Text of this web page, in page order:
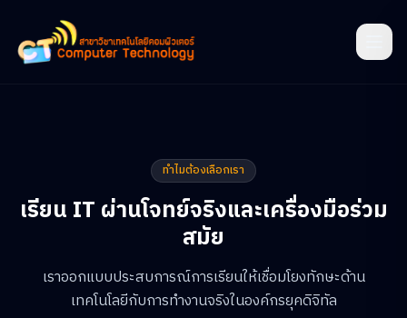
ทำไมต้องเลือกเรา
เรียน IT ผ่านโจทย์จริงและเครื่องมือร่วม
สมัย
เราออกแบบประสบการณ์การเรียนให้เชื่อมโยงทักษะด้าน
เทคโนโลยีกับการทำงานจริงในองค์กรยุคดิจิทัล